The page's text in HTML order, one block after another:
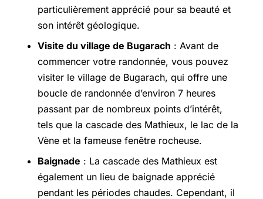
particulièrement apprécié pour sa beauté et
son intérêt géologique.
Visite du village de Bugarach : Avant de
commencer votre randonnée, vous pouvez
visiter le village de Bugarach, qui offre une
boucle de randonnée d’environ 7 heures
passant par de nombreux points d’intérêt,
tels que la cascade des Mathieux, le lac de la
Vène et la fameuse fenêtre rocheuse.
Baignade : La cascade des Mathieux est
également un lieu de baignade apprécié
pendant les périodes chaudes. Cependant, il